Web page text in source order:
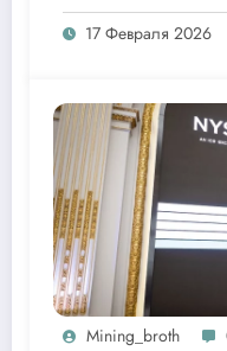
17 Февраля 2026
Mining_broth